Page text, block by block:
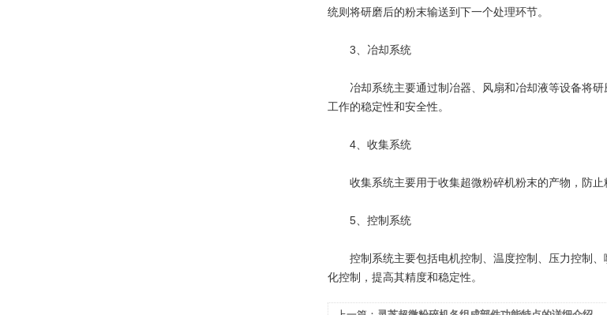
统则将研磨后的粉末输送到下一个处理环节。
3、冶却系统
冶却系统主要通过制冶器、风扇和冶却液等设备将研
工作的稳定性和安全性。
4、收集系统
收集系统主要用于收集超微粉碎机粉末的产物，防止
5、控制系统
控制系统主要包括电机控制、温度控制、压力控制、
化控制，提高其精度和稳定性。